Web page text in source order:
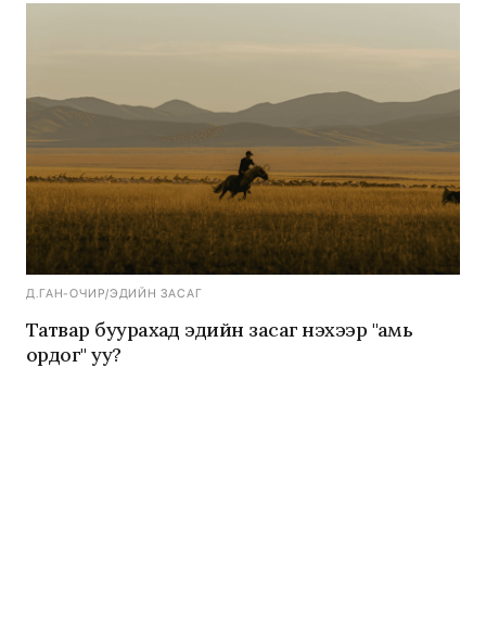
Д.ГАН-ОЧИР/ЭДИЙН ЗАСАГ
Татвар буурахад эдийн засаг үнэхээр "амь
ордог" уу?